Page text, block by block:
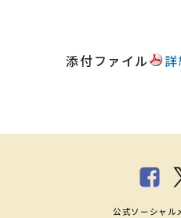
添付ファイル
公式ソーシャル